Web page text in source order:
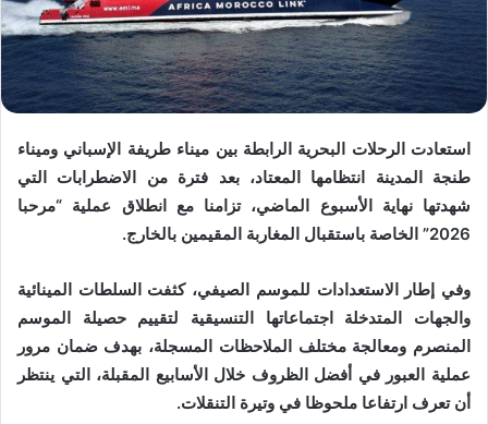
استعادت الرحلات البحرية الرابطة بين ميناء طريفة الإسباني وميناء
طنجة المدينة انتظامها المعتاد، بعد فترة من الاضطرابات التي
شهدتها نهاية الأسبوع الماضي، تزامنا مع انطلاق عملية “مرحبا
2026” الخاصة باستقبال المغاربة المقيمين بالخارج.
وفي إطار الاستعدادات للموسم الصيفي، كثفت السلطات المينائية
والجهات المتدخلة اجتماعاتها التنسيقية لتقييم حصيلة الموسم
المنصرم ومعالجة مختلف الملاحظات المسجلة، بهدف ضمان مرور
عملية العبور في أفضل الظروف خلال الأسابيع المقبلة، التي ينتظر
أن تعرف ارتفاعا ملحوظا في وتيرة التنقلات.